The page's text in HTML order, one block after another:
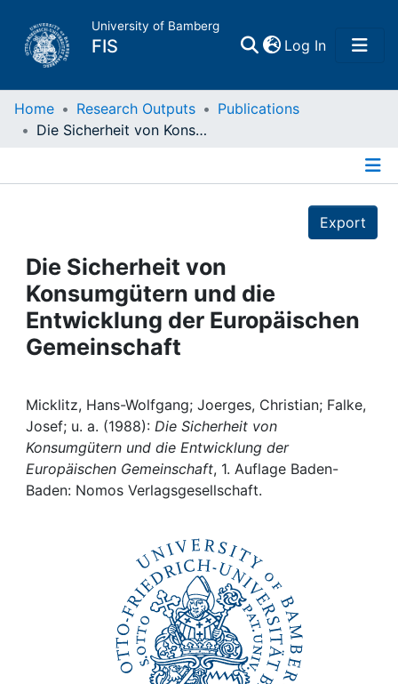
University of Bamberg
FIS Log In(current)
Home
Projects
People
Institutions
Awards
My FIS
Help
Home Research Outputs
Publications
Die Sicherheit von Konsumgütern und die Entwicklung der Europäischen Gemeinschaft
Export
Die Sicherheit von
Konsumgütern und die
Entwicklung der Europäischen
Gemeinschaft
Micklitz, Hans-Wolfgang; Joerges, Christian; Falke,
Josef; u. a. (1988): Die Sicherheit von
Konsumgütern und die Entwicklung der
Europäischen Gemeinschaft, 1. Auflage Baden-
Baden: Nomos Verlagsgesellschaft.